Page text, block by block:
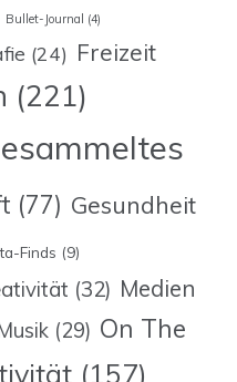
Bullet-Journal (4)
(24) Freizeit
(221)
(77) Gesundheit
Finds (9)
(32) Medien
(29) On The
(157)